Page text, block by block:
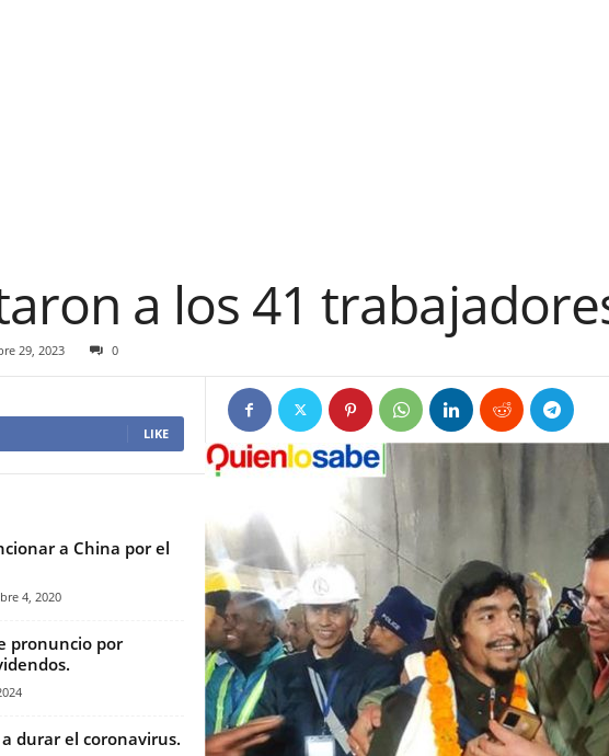
a los 41
29, 2023 0
LIKE
a China por el
4, 2020
pronuncio por
durar el coronavirus.